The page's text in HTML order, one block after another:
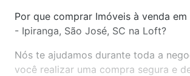
Por que comprar Imóveis à venda
- Ipiranga, São José, SC na Loft?
Nós te ajudamos durante toda a
você realizar uma compra segura e